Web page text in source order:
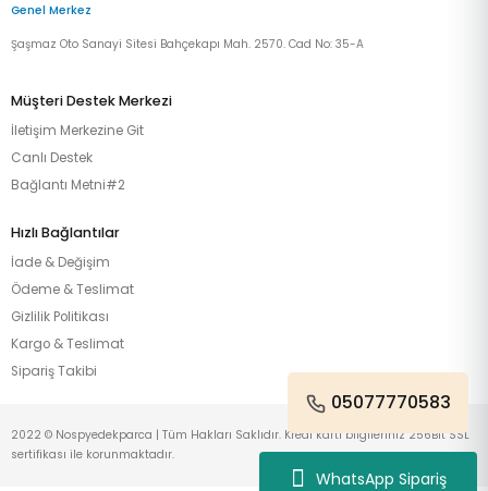
WhatsApp Sipariş
Genel Merkez
Şaşmaz Oto Sanayi Sitesi Bahçekapı Mah. 2570. Cad No: 35-A
Müşteri Destek Merkezi
İletişim Merkezine Git
Canlı Destek
Bağlantı Metni#2
Hızlı Bağlantılar
İade & Değişim
Ödeme & Teslimat
Gizlilik Politikası
Kargo & Teslimat
Sipariş Takibi
05077770583
2022 © Nospyedekparca | Tüm Hakları Saklıdır. Kredi kartı bilgileriniz 256Bit SSL
sertifikası ile korunmaktadır.